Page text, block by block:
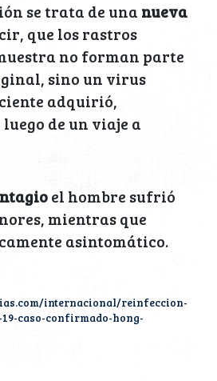
se trata de una nueva
que los rastros
no forman parte
sino un virus
adquirió,
de un viaje a
el hombre sufrió
mientras que
asintomático.
internacional/reinfeccion-
caso-confirmado-hong-